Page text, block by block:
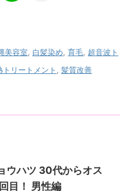
美容室 白髪染め 育毛 超音波ト
トリートメント 髪質改善
ウハツ 30代からオス
目！ 男性編